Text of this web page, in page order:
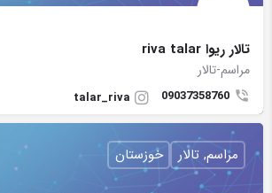
تالار ریوا riva talar
مراسم-تالار
09037358760
talar_riva
مراسم, تالار خوزستان